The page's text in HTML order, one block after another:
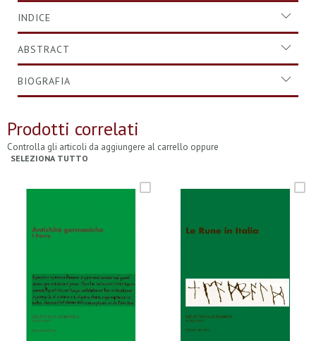
INDICE
ABSTRACT
BIOGRAFIA
Prodotti correlati
Controlla gli articoli da aggiungere al carrello oppure
SELEZIONA TUTTO